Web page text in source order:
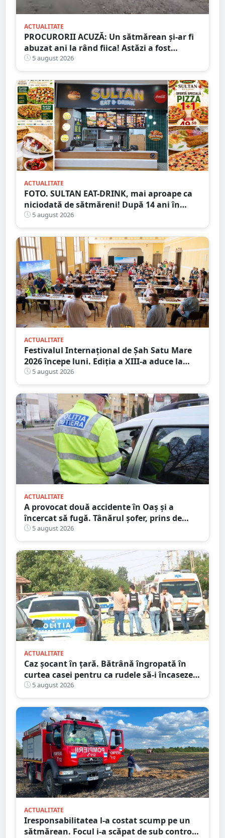
ACTUALITATE
PROCURORII ACUZĂ: Un sătmărean și-ar fi
abuzat ani la rând fiica! Astăzi a fost
arestat!
5 august 2026
ACTUALITATE
FOTO. SULTAN EAT-DRINK, mai aproape ca
niciodată de sătmăreni! După 14 ani în
Micro 17, și-a deschis porțile în Shopping
City Satu Mare
5 august 2026
ACTUALITATE
Festivalul Internațional de Șah Satu Mare
2026 începe luni. Ediția a XIII-a aduce la
start peste 120 de participanți și șahiști din
șase țări.
5 august 2026
ACTUALITATE
A provocat două accidente în Oaș și a
încercat să fugă. Tânărul șofer, prins de
polițiștii sătmăreni. Încălcări grave ale
Codului Rutier
5 august 2026
ACTUALITATE
Caz șocant în țară. Bătrână îngropată în
curtea casei pentru ca rudele să-i încaseze
pensia
5 august 2026
ACTUALITATE
Iresponsabilitatea l-a costat scump pe un
sătmărean. Focul i-a scăpat de sub control.